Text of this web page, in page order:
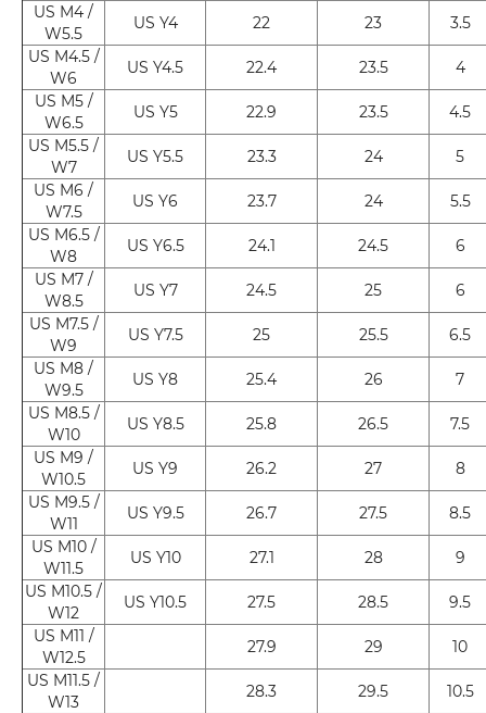
US M4 /
W5.5
US Y4 22 23
3.5
US M4.5 /
W6
US Y4.5 22.4 23.5
4
US M5 /
W6.5
US Y5 22.9 23.5
4.5
US M5.5 /
W7
US Y5.5 23.3 24
5
US M6 /
W7.5
US Y6 23.7 24
5.5
US M6.5 /
W8
US Y6.5 24.1 24.5
6
US M7 /
W8.5
US Y7 24.5 25
6
US M7.5 /
W9
US Y7.5 25 25.5
6.5
US M8 /
W9.5
US Y8 25.4 26
7
US M8.5 /
W10
US Y8.5 25.8 26.5
7.5
US M9 /
W10.5
US Y9 26.2 27
8
US M9.5 /
W11
US Y9.5 26.7 27.5
8.5
US M10 /
W11.5
US Y10 27.1 28
9
US M10.5 /
W12
US Y10.5 27.5 28.5
9.5
US M11 /
W12.5
27.9 29
10
US M11.5 /
W13
28.3 29.5
10.5